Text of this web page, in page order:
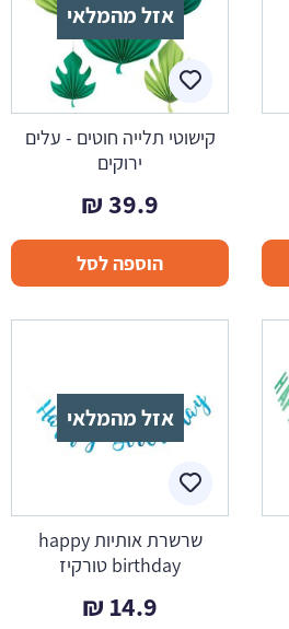
אזל מהמלאי
קישוטי תלייה חוטים - עלים
ירוקים
39.9
₪
הוספה לסל
אזל מהמלאי
שרשרת אותיות happy
birthday טורקיז
14.9
₪